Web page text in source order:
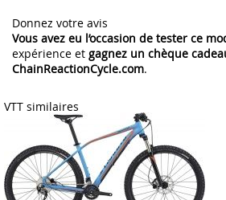
Donnez votre avis
Vous avez eu l’occasion de tester ce
expérience et gagnez un chèque
ChainReactionCycle.com.
VTT similaires